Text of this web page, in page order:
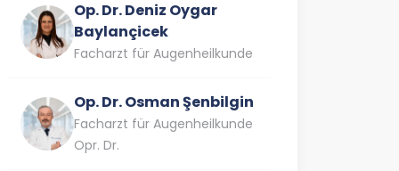
Op. Dr. Deniz Oygar
Baylançicek
Facharzt für Augenheilkunde
Op. Dr. Osman Şenbilgin
Facharzt für Augenheilkunde
Opr. Dr.